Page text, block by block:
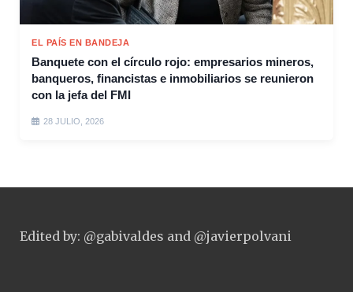
EL PAÍS EN BANDEJA
Banquete con el círculo rojo: empresarios mineros,
banqueros, financistas e inmobiliarios se reunieron
con la jefa del FMI
28 JULIO, 2026
Edited by: @gabivaldes and @javierpolvani